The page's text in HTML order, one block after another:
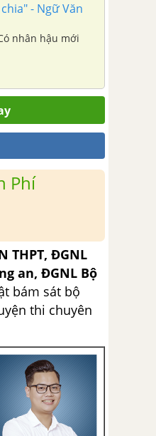
- Ngữ Văn
nhân hậu mới
Phí
THPT, ĐGNL
an, ĐGNL Bộ
bám sát bộ
thi chuyên